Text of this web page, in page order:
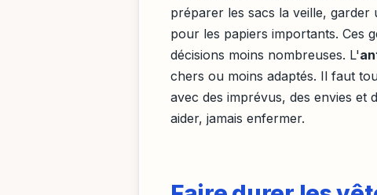
préparer les sacs la veille,
pour les papiers importants. Ces
décisions moins nombreuses. L'
chers ou moins adaptés. Il faut
avec des imprévus, des envies et
aider, jamais enfermer.